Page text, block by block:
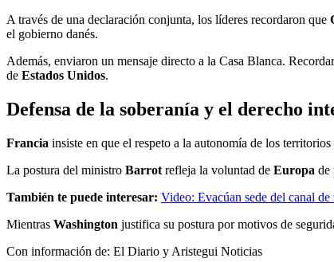
A través de una declaración conjunta, los líderes recordaron que
el gobierno danés.
Además, enviaron un mensaje directo a la Casa Blanca.
de Estados Unidos.
Defensa de la soberanía y el derecho
Francia insiste en que el respeto a la autonomía de los
La postura del ministro Barrot refleja la voluntad de Europa de
También te puede interesar: Video: Evacúan sede del canal
Mientras Washington justifica su postura por motivos de
Con información de: El Diario y Aristegui Noticias